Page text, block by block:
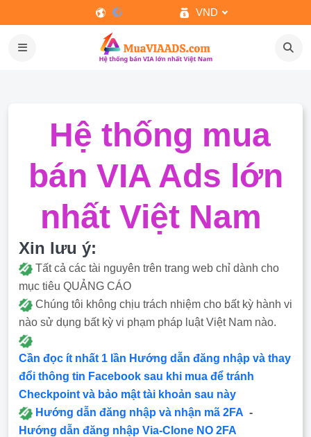
VND
Hệ thống mua
bán VIA Ads lớn
nhất Việt Nam
Xin lưu ý:
Tất cả các tài nguyên trên trang web chỉ dành cho
mục tiêu QUẢNG CÁO
Chúng tôi không chịu trách nhiệm cho bất kỳ hành vi
nào sử dụng bất kỳ vi phạm pháp luật Việt Nam nào.
Cần đọc ít nhất 1 lần Hướng dẫn đăng nhập và thay
đổi thông tin Facebook sau khi mua để tránh
Checkpoint và bảo mật tài khoản sau này
Hướng dẫn đăng nhập và nhận mã 2FA -
Hướng dẫn đăng nhập Via-Clone NO 2FA